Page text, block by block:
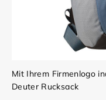
Mit Ihrem Firmenlogo
Deuter Rucksack